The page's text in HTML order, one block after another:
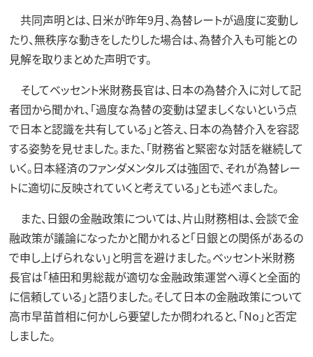
共同声明とは、日米が昨年9月、為替レートが過度に変動し
たり、無秩序な動きをしたりした場合は、為替介入も可能との
見解を取りまとめた声明です。
そしてベッセント米財務長官は、日本の為替介入に対して記
者団から聞かれ、「過度な為替の変動は望ましくないという点
で日本と認識を共有している」と答え、日本の為替介入を容認
する姿勢を見せました。また、「財務省と緊密な対話を継続して
いく。日本経済のファンダメンタルズは強固で、それが為替レー
トに適切に反映されていくと考えている」とも述べました。
また、日銀の金融政策については、片山財務相は、会談で金
融政策が議論になったかと聞かれると「日銀との関係があるの
で申し上げられない」と明言を避けました。ベッセント米財務
長官は「植田和男総裁が適切な金融政策運営へ導くと全面的
に信頼している」と語りました。そして日本の金融政策について
高市早苗首相に何かしら要望したか問われると、「No」と否定
しました。